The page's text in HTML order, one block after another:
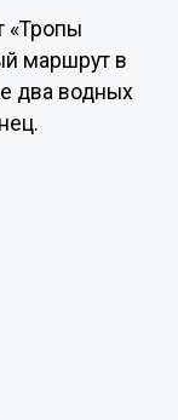
«Тропы
маршрут в
два водных